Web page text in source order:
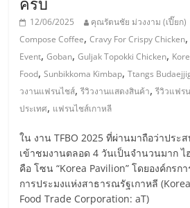
ธุรกิจ
SME
แห่ง
ThaiSMEsCenter,
ธุรกิจ
มอี
ไทย,
12/06/2025 คุณรัตนชัย ม่วงงาม (เปี๊ยก)
Compose Coffee,Cravy For Crispy Chicken,
Event,Goban,Guljak Topokki Chicken,
Food,Sunbikkoma Kimbap,Ttangs
วงานแฟรนไชส์,รีวิวงานแสดงสินค้า,รีวิวแฟร
ประเทศ, แฟรนไชส์เกาหลี
ใน งาน TFBO 2025 ที่ผ่านมาถือว่าประ
เข้าชมงานตลอด 4 วันเป็นจำนวนมาก
คือ โซน “Korea Pavilion” โดยองค์กรก
การประมงแห่งสาธารณรัฐเกาหลี
Food Trade Corporation: aT)